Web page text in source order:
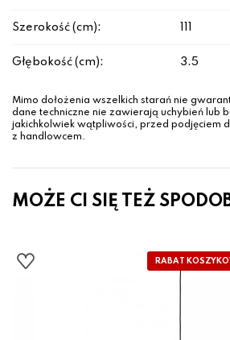
Szerokość (cm):
Głębokość (cm): 3.5
Mimo dołożenia wszelkich starań nie
dane techniczne nie zawierają uchybień lub
jakichkolwiek wątpliwości, przed podjęciem
z handlowcem.
MOŻE CI SIĘ TEŻ